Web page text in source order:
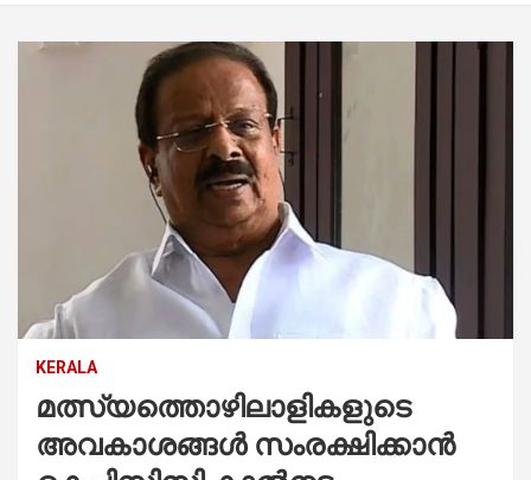
KERALA
മത്സ്യത്തൊഴിലാളികളുടെ
അവകാശങ്ങള്‍ സംരക്ഷിക്കാന്‍